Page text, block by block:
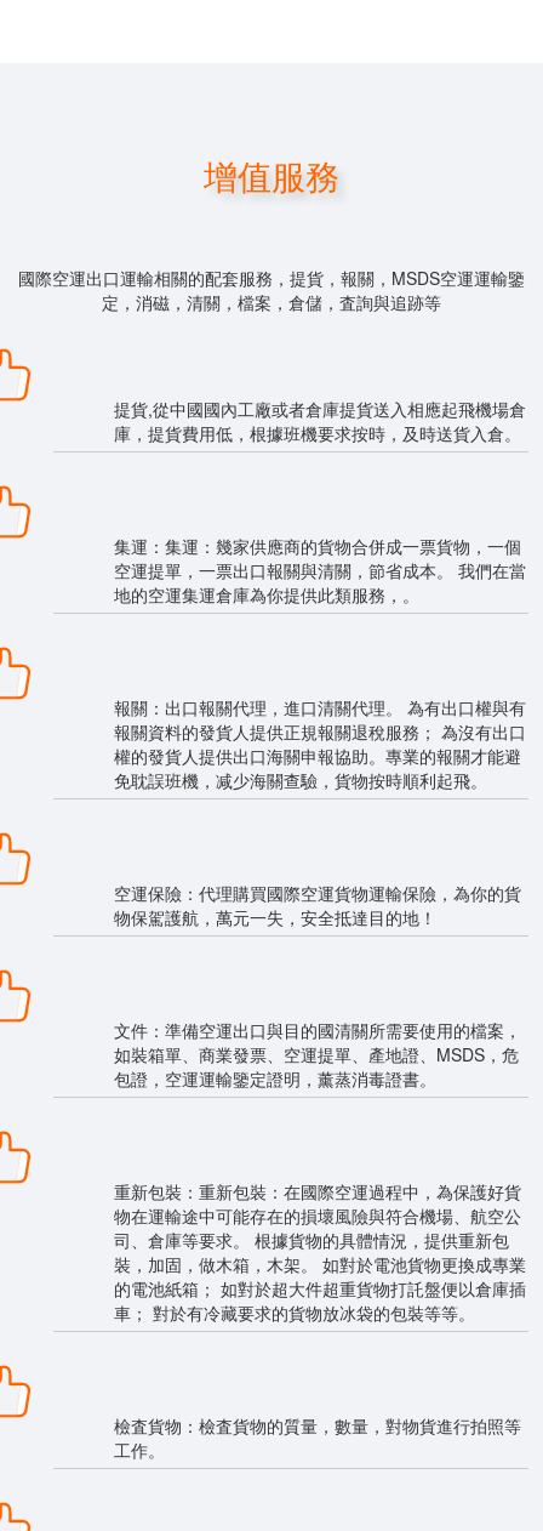
增值服務
國際空運出口運輸相關的配套服務，提貨，報關，MSDS空運運輸鑒
定，消磁，清關，檔案，倉儲，査詢與追跡等
提貨,從中國國內工廠或者倉庫提貨送入相應起飛機場倉
庫，提貨費用低，根據班機要求按時，及時送貨入倉。
集運：集運：幾家供應商的貨物合併成一票貨物，一個
空運提單，一票出口報關與清關，節省成本。 我們在當
地的空運集運倉庫為你提供此類服務，。
報關：出口報關代理，進口清關代理。 為有出口權與有
報關資料的發貨人提供正規報關退稅服務； 為沒有出口
權的發貨人提供出口海關申報協助。專業的報關才能避
免耽誤班機，减少海關查驗，貨物按時順利起飛。
空運保險：代理購買國際空運貨物運輸保險，為你的貨
物保駕護航，萬元一失，安全抵達目的地！
文件：準備空運出口與目的國清關所需要使用的檔案，
如裝箱單、商業發票、空運提單、產地證、MSDS，危
包證，空運運輸鑒定證明，薰蒸消毒證書。
重新包裝：重新包裝：在國際空運過程中，為保護好貨
物在運輸途中可能存在的損壞風險與符合機場、航空公
司、倉庫等要求。 根據貨物的具體情況，提供重新包
裝，加固，做木箱，木架。 如對於電池貨物更換成專業
的電池紙箱； 如對於超大件超重貨物打託盤便以倉庫插
車； 對於有冷藏要求的貨物放冰袋的包裝等等。
檢査貨物：檢査貨物的質量，數量，對物貨進行拍照等
工作。